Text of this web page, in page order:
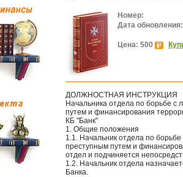
Номер:
Дата обновления:
Цена: 500
ДОЛЖНОСТНАЯ ИНСТРУКЦИЯ
Начальника отдела по борьбе с
путем и финансирования
КБ "Банк"
1. Общие положения
1.1. Начальник отдела по
преступным путем и
отдел и подчиняется
1.2. Начальник отдела
Банка.